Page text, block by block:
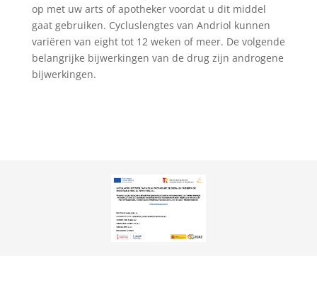
op met uw arts of apotheker voordat u dit middel
gaat gebruiken. Cycluslengtes van Andriol kunnen
variëren van eight tot 12 weken of meer. De volgende
belangrijke bijwerkingen van de drug zijn androgene
bijwerkingen.